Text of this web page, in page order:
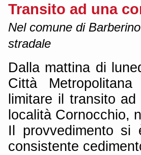
Transito ad una
Nel comune di
stradale
Dalla mattina di
Città
limitare il transito
località Cornocchio,
Il provvedimento
consistente